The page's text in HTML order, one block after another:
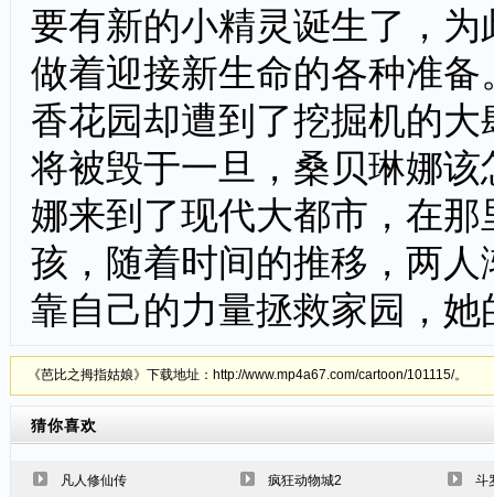
要有新的小精灵诞生了，
做着迎接新生命的各种准
香花园却遭到了挖掘机的
将被毁于一旦，桑贝琳娜
娜来到了现代大都市，在
孩，随着时间的推移，两
靠自己的力量拯救家园，
《芭比之拇指姑娘》下载地址：http://www.mp4a67.com/cartoon/101115/。
猜你喜欢
凡人修仙传 疯狂动物城2 斗